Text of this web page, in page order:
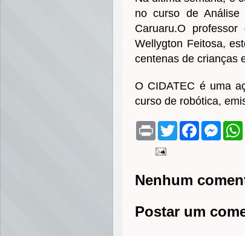
no curso de Análise
Caruaru.O
Wellygton Feitosa,
centenas de crianças
O CIDATEC é uma
curso de robótica,
P
n
T
w
r
F
o
M
g
Nenhum
Postar um